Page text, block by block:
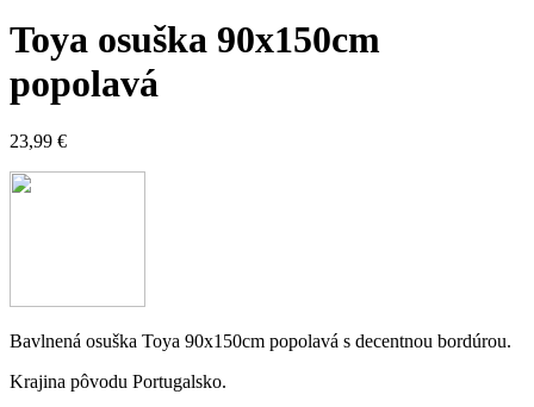
Toya osuška 90x150cm
popolavá
23,99 €
Bavlnená osuška Toya 90x150cm popolavá s decentnou bordúrou.
Krajina pôvodu Portugalsko.